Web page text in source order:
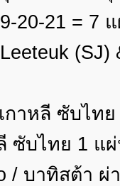
20-21 = 7
(SJ)
กาหลี ซับไ
ซับไทย 1 แ
/ บาทิสต้า